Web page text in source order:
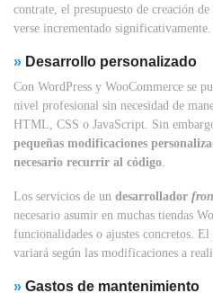
contrate, el presupuesto de creación
verse incrementado significativamente.
» Desarrollo personalizado
Con WordPress y WooCommerce se
nivel profesional sin necesidad de
HTML, CSS o JavaScript. Sin
pequeñas modificaciones
necesario recurrir al código
Los servicios de un desarrollador
necesario asumir en muchas tiendas
funcionalidades o ajustes concretos.
variará según las modificaciones a
» Gastos de mantenimiento